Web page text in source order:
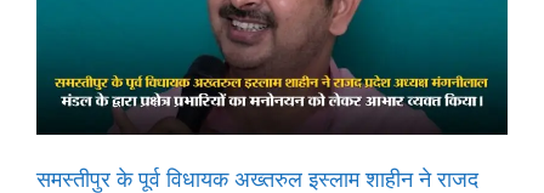
समस्तीपुर के पूर्व विधायक अख्तरुल इस्लाम शाहीन ने राजद